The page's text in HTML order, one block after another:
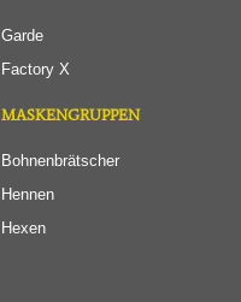
Garde
Factory X
MASKENGRUPPEN
Bohnenbrätscher
Hennen
Hexen